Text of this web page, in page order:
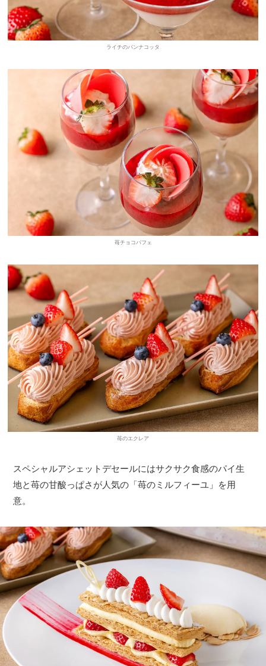
ライチのパンナコッタ
苺チョコパフェ
苺のエクレア
スペシャルアシェットデセールにはサクサク食感のパイ生
地と苺の甘酸っぱさが人気の「苺のミルフィーユ」を用
意。